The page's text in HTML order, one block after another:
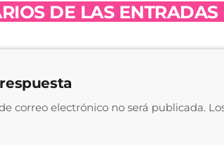
DE LAS ENTRADAS
correo electrónico no será publicada.